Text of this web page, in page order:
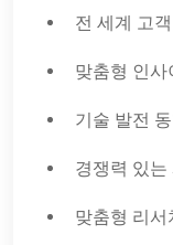
전 세계 고
맞춤형 인사
기술 발전
경쟁력 있는
맞춤형 리서